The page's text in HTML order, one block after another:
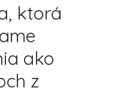
ktorá
ako
z